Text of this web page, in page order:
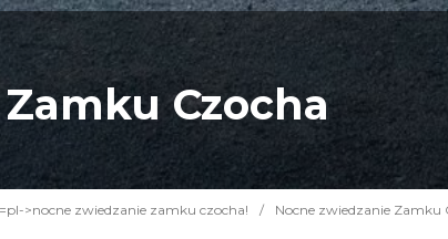
Czocha
>nocne zwiedzanie zamku czocha! / Nocne zwiedzanie Zamku